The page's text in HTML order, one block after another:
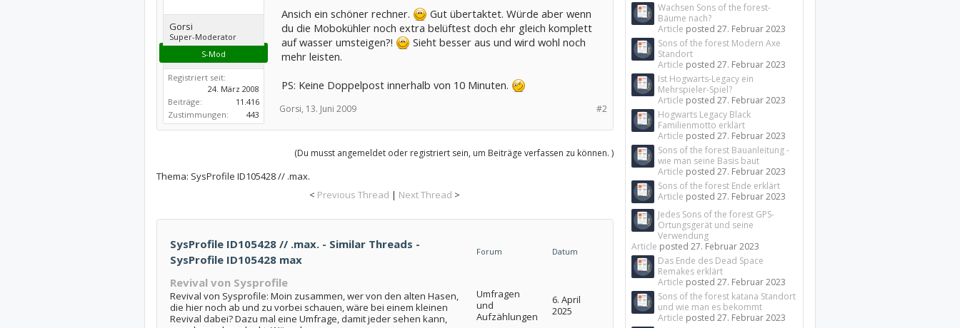
Gorsi
Super-Moderator
S-Mod
Registriert seit:
24. März 2008
Beiträge:
11.416
Zustimmungen:
443
Ansich ein schöner rechner.
Gut übertaktet. Würde aber wenn
du die Mobokühler noch extra belüftest doch ehr gleich komplett
auf wasser umsteigen?!
Sieht besser aus und wird wohl noch
mehr leisten.
PS: Keine Doppelpost innerhalb von 10 Minuten.
#2
Gorsi, 13. Juni 2009
(Du musst angemeldet oder registriert sein, um Beiträge verfassen zu können. )
Thema: SysProfile ID105428 // .max.
< Previous Thread | Next Thread >
SysProfile ID105428 // .max. - Similar Threads -
SysProfile ID105428 max
Forum Datum
Revival von Sysprofile
Revival von Sysprofile: Moin zusammen, wer von den alten Hasen,
die hier noch ab und zu vorbei schauen, wäre bei einem kleinen
Revival dabei? Dazu mal eine Umfrage, damit jeder sehen kann,
Umfragen
und
Aufzählungen
6. April
2025
Wachsen Sons of the forest-
Bäume nach?
Article posted27. Februar 2023
Sons of the forest Modern Axe
Standort
Article posted27. Februar 2023
Ist Hogwarts-Legacy ein
Mehrspieler-Spiel?
Article posted27. Februar 2023
Hogwarts Legacy Black
Familienmotto erklärt
Article posted27. Februar 2023
Sons of the forest Bauanleitung -
wie man seine Basis baut
Article posted27. Februar 2023
Sons of the forest Ende erklärt
Article posted27. Februar 2023
Jedes Sons of the forest GPS-
Ortungsgerät und seine
Verwendung
Article posted27. Februar 2023
Das Ende des Dead Space
Remakes erklärt
Article posted27. Februar 2023
Sons of the forest katana Standort
und wie man es bekommt
Article posted27. Februar 2023